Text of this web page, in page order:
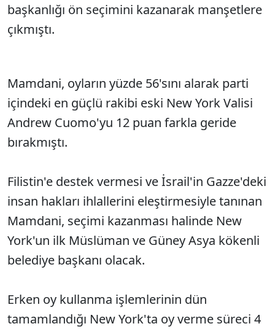
başkanlığı ön seçimini kazanarak manşetlere
çıkmıştı.
Mamdani, oyların yüzde 56'sını alarak parti
içindeki en güçlü rakibi eski New York Valisi
Andrew Cuomo'yu 12 puan farkla geride
bırakmıştı.
Filistin'e destek vermesi ve İsrail'in Gazze'deki
insan hakları ihlallerini eleştirmesiyle tanınan
Mamdani, seçimi kazanması halinde New
York'un ilk Müslüman ve Güney Asya kökenli
belediye başkanı olacak.
Erken oy kullanma işlemlerinin dün
tamamlandığı New York'ta oy verme süreci 4